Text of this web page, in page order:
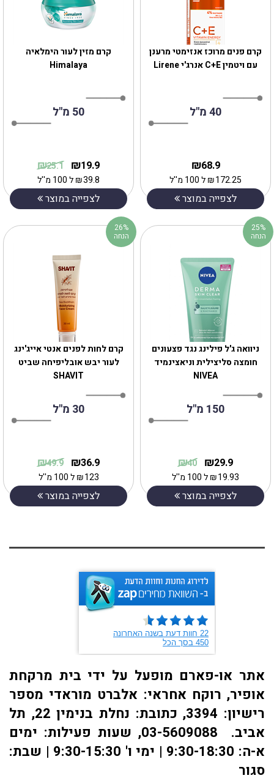
קרם מזין לעור הימלאיה
Himalaya
50 מ"ל
19.9
₪
25.1
₪
39.8
₪ל 100 מ''ל
לצפייה במוצר
‎קרם פנים מרוכז אנזימטי מרענן
עם ויטמין C+E אנרג'י Lirene
40 מ"ל
68.9
₪
172.25
₪ל 100 מ''ל
לצפייה במוצר
קרם לחות לפנים אנטי אייג'ינג
לעור יבש אובליפיחה שביט
SHAVIT
30 מ"ל
36.9
₪
49.9
₪
123
₪ל 100 מ''ל
לצפייה במוצר
26%
הנחה
ניוואה ג'ל פילינג נגד פצעונים
חומצה סליצילית וניאצינמיד
NIVEA
150 מ"ל
29.9
₪
40
₪
19.93
₪ל 100 מ''ל
לצפייה במוצר
25%
הנחה
אתר או-פארם מופעל על ידי בית מרקחת
אופיר, רוקח אחראי: אלברט מוראדי מספר
רישיון: 3394, כתובת: ​נחלת בנימין 22, תל
אביב. 03-5609088, שעות פעילות: ימים
א-ה: 9:30-18:30 | ימי ו' 9:30-15:30 | שבת:
סגור